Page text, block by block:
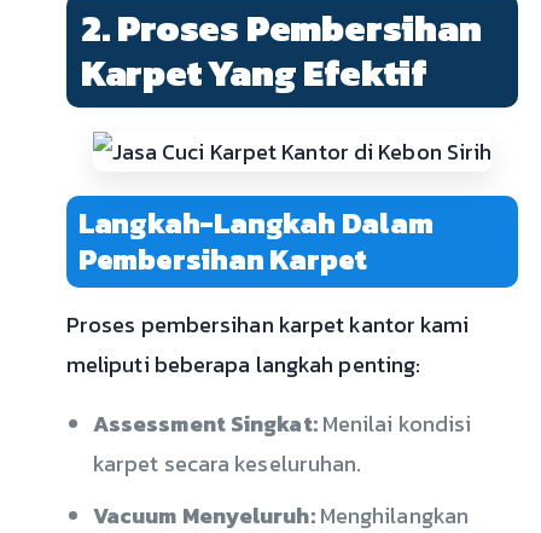
2. Proses Pembersihan
Karpet Yang Efektif
Langkah-Langkah Dalam
Pembersihan Karpet
Proses pembersihan karpet kantor kami
meliputi beberapa langkah penting:
Assessment Singkat:Menilai kondisi
karpet secara keseluruhan.
Vacuum Menyeluruh:Menghilangkan